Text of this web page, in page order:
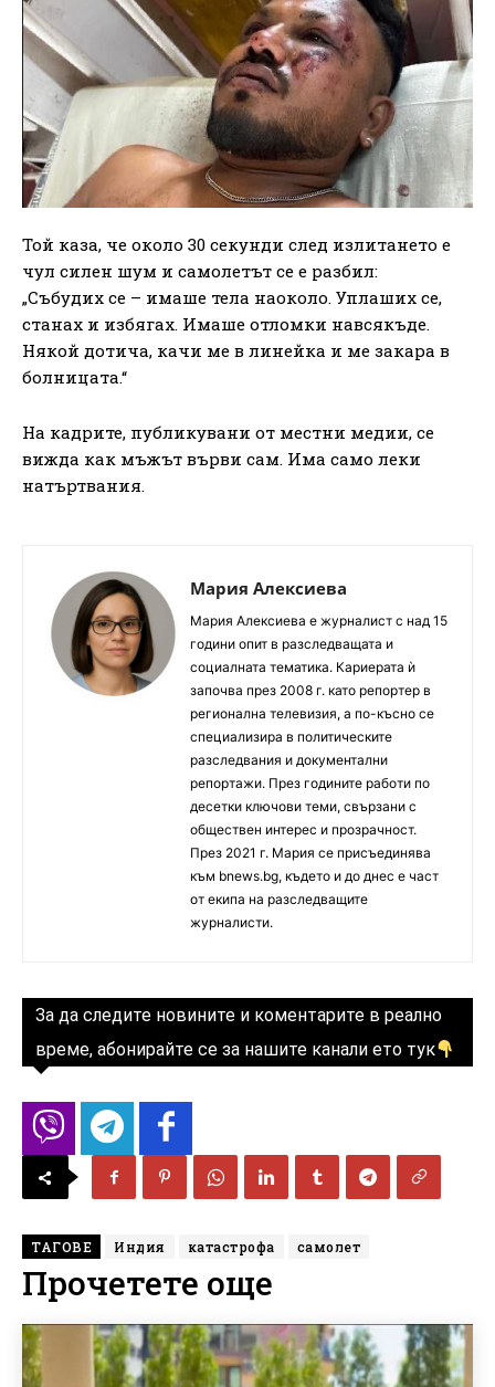
Той каза, че около 30 секунди след излитането е
чул силен шум и самолетът се е разбил:
„Събудих се – имаше тела наоколо. Уплаших се,
станах и избягах. Имаше отломки навсякъде.
Някой дотича, качи ме в линейка и ме закара в
болницата.“
На кадрите, публикувани от местни медии, се
вижда как мъжът върви сам. Има само леки
натъртвания.
Мария Алексиева
Мария Алексиева е журналист с над 15
години опит в разследващата и
социалната тематика. Кариерата ѝ
започва през 2008 г. като репортер в
регионална телевизия, а по-късно се
специализира в политическите
разследвания и документални
репортажи. През годините работи по
десетки ключови теми, свързани с
обществен интерес и прозрачност.
През 2021 г. Мария се присъединява
към bnews.bg, където и до днес е част
от екипа на разследващите
журналисти.
За да следите новините и коментарите в реално
време, абонирайте се за нашите канали ето тук
ТАГОВЕ Индия катастрофа самолет
Прочетете още